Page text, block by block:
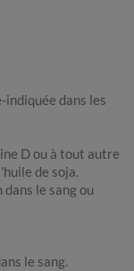
dans les
D ou à tout autre
de soja.
le sang ou
le sang.